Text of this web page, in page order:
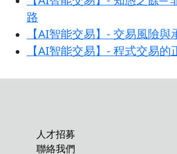
路
【AI智能交易】- 交易風險與
【AI智能交易】- 程式交易的
人才招募
聯絡我們